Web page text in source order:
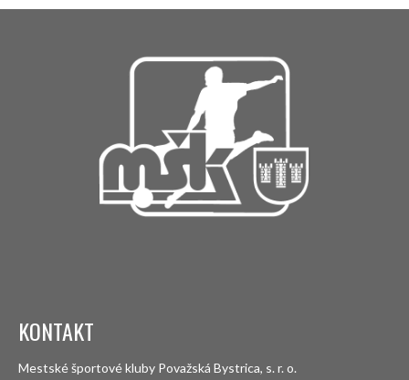
KONTAKT
Mestské športové kluby Považská Bystrica, s. r. o.